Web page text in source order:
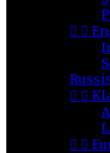
 
 
 